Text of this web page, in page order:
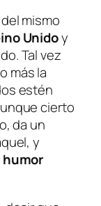
mismo
Unidoy
Tal vez
más la
estén
cierto
da un
y
humor